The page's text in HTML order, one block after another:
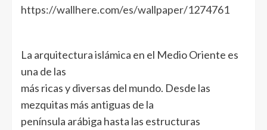
https://wallhere.com/es/wallpaper/1274761
La arquitectura islámica en el Medio Oriente es
una de las
más ricas y diversas del mundo. Desde las
mezquitas más antiguas de la
península arábiga hasta las estructuras